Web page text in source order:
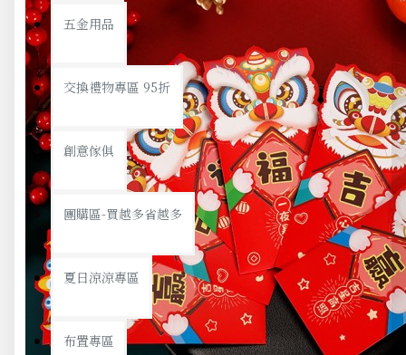
五金用品
交換禮物專區 95折
創意傢俱
團購區-買越多省越多
夏日涼涼專區
布置專區